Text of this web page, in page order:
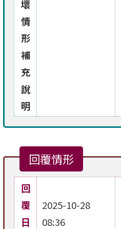
壞
情
形
補
充
說
明
回覆情形
回
覆
日
2025-10-28
08:36